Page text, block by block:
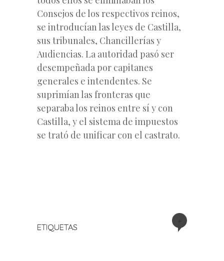
Consejos de los respectivos reinos,
se introducían las leyes de Castilla,
sus tribunales, Chancillerías y
Audiencias. La autoridad pasó ser
desempeñada por capitanes
generales e intendentes. Se
suprimían las fronteras que
separaba los reinos entre sí y con
Castilla, y el sistema de impuestos
se trató de unificar con el castrato.
ETIQUETAS